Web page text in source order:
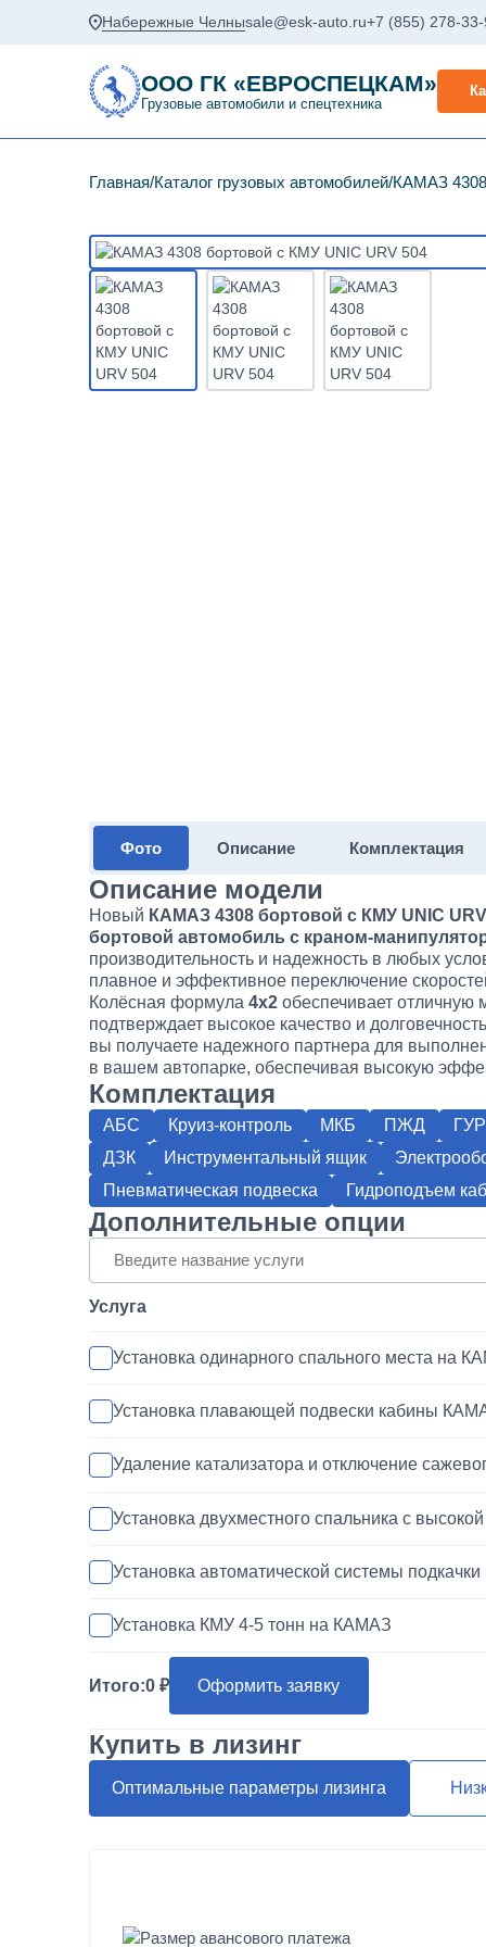
Набережные Челныsale@esk-auto.ru+7 (855) 278-33-
ООО ГК «ЕВРОСПЕЦКАМ»
Грузовые автомобили и спецтехника
Главная Каталог грузовых автомобилей КАМАЗ
Фото Описание Комплектация
Описание модели
Новый КАМАЗ 4308 бортовой с КМУ UNIC
бортовой автомобиль с краном-
производительность и надежность в любых
плавное и эффективное переключение
Колёсная формула 4х2 обеспечивает отличную
подтверждает высокое качество и
вы получаете надежного партнера для
в вашем автопарке, обеспечивая высокую
Комплектация
АБС Круиз-контроль МКБ ПЖД ГУР
ДЗК
Инструментальный ящик
Пневматическая подвеска
Гидроподъем
Дополнительные опции
Услуга
Установка одинарного спального места на
Установка плавающей подвески кабины
Удаление катализатора и отключение
Установка двухместного спальника с
Установка автоматической системы
Установка КМУ 4-5 тонн на КАМАЗ
Покраска кабины КАМАЗ
Переделка двигателя КАМАЗ ЕВРО-3/4/5 на
Итого:0 Оформить заявку
Купить в лизинг
Оптимальные параметры лизинга
Размер авансового платежа